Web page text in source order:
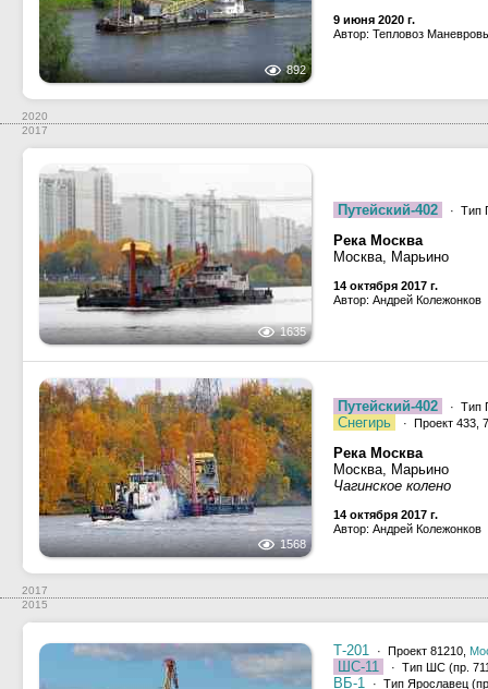
892
9 июня 2020 г.
Автор: Тепловоз
2020
2017
1635
Путейский-402 · Тип
Река Москва
Москва, Марьино
14 октября 2017 г.
Автор: Андрей Колежонков
1568
Путейский-402 · Тип
Снегирь · Проект 433,
Река Москва
Москва, Марьино
Чагинское колено
14 октября 2017 г.
Автор: Андрей Колежонков
2017
2015
Т-201 · Проект 81210,
ШС-11 · Тип ШС (пр.
ВБ-1 · Тип Ярославец